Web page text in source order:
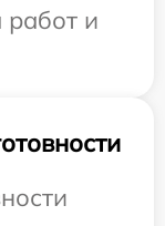
работ и